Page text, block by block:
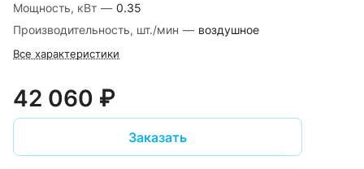
Мощность, кВт — 0.35
Производительность, шт./мин — воздушное
Все характеристики
42 060 ₽
Заказать